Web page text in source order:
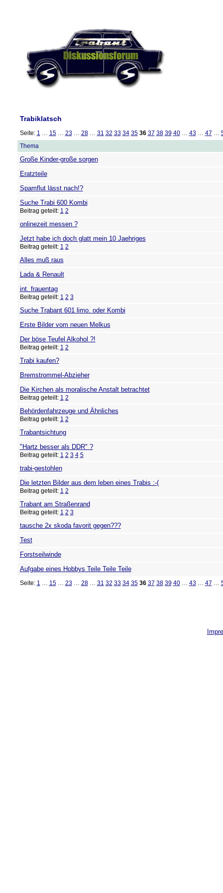
Trabiklatsch
Seite: 1 … 15… 23… 28… 31 32 33 34 35 36 37 38 39 40… 43… 47 …
Thema
Große Kinder-große sorgen
Eratzteile
Spamflut lässt nach!?
Suche Trabi 600 Kombi
Beitrag geteilt: 1 2
onlinezeit messen ?
Jetzt habe ich doch glatt mein 10 Jaehriges
Beitrag geteilt: 1 2
Alles muß raus
Lada & Renault
int. frauentag
Beitrag geteilt: 1 2 3
Suche Trabant 601 limo. oder Kombi
Erste Bilder vom neuen Melkus
Der böse Teufel Alkohol ?!
Beitrag geteilt: 1 2
Trabi kaufen?
Bremstrommel-Abzieher
Die Kirchen als moralische Anstalt betrachtet
Beitrag geteilt: 1 2
Behördenfahrzeuge und Ähnliches
Beitrag geteilt: 1 2
Trabantsichtung
"Hartz besser als DDR" ?
Beitrag geteilt: 1 2 3 4 5
trabi-gestohlen
Die letzten Bilder aus dem leben eines Trabis :-(
Beitrag geteilt: 1 2
Trabant am Straßenrand
Beitrag geteilt: 1 2 3
tausche 2x skoda favorit gegen???
Test
Forstseilwinde
Aufgabe eines Hobbys Teile Teile Teile
Seite: 1 … 15… 23… 28… 31 32 33 34 35 36 37 38 39 40… 43… 47 …